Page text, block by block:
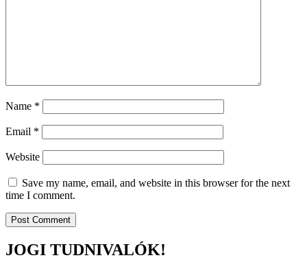
Name *
Email *
Website
Save my name, email, and website in this browser for the next
time I comment.
JOGI TUDNIVALÓK!